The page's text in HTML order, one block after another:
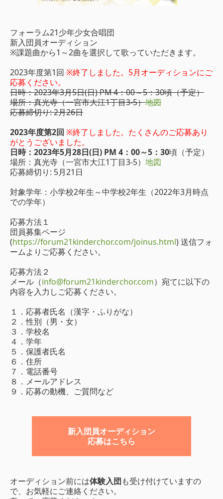
フォーラム21少年少女合唱団
新入団員オーディション
※課題曲から1～2曲を選択して歌っていただきます。
2023年度第1回 ※終了しました。5月オーディションにご
応募ください。
日時：2023年3月5日(日) PM 4：00～5：30頃（予定）
場所：真光寺（一宮市大江1丁目3-5）地図
応募締切り: 2月26日
2023年度第2回 ※終了しました。たくさんのご応募あり
がとうございました。
日時：2023年5月28日(日) PM 4：00～5：30頃（予定）
場所：真光寺（一宮市大江1丁目3-5） 地図
応募締切り: 5月21日
対象学年：小学校2年生～中学校2年生（2022年3月時点
での学年）
応募方法１
団員募集ページ
(https://forum21kinderchor.com/joinus.html) 送信フォ
ームよりご応募ください。
応募方法２
メール（info@forum21kinderchor.com）宛てに以下の
内容を入力しご応募ください。
１．応募者氏名（漢字・ふりがな）
２．性別（男・女）
３．学校名
４．学年
５．保護者氏名
６．住所
７．電話番号
８．メールアドレス
９．応募の動機、ご質問など
新入団員オーディション
応募はこちら
オーディション前には体験入団も受け付けていますの
で、お気軽にご連絡ください。